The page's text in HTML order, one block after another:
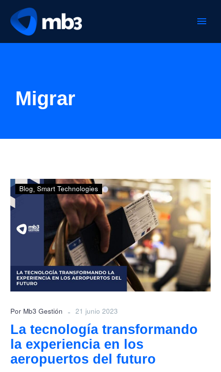
Migrar
La
tecnología
transformando
experiencia
los
aeropuertos
del
futuro
Blog Smart Technologies
Por Mb3 Gestión - 21 junio 2023
La tecnología transformando
la experiencia en los
aeropuertos del futuro